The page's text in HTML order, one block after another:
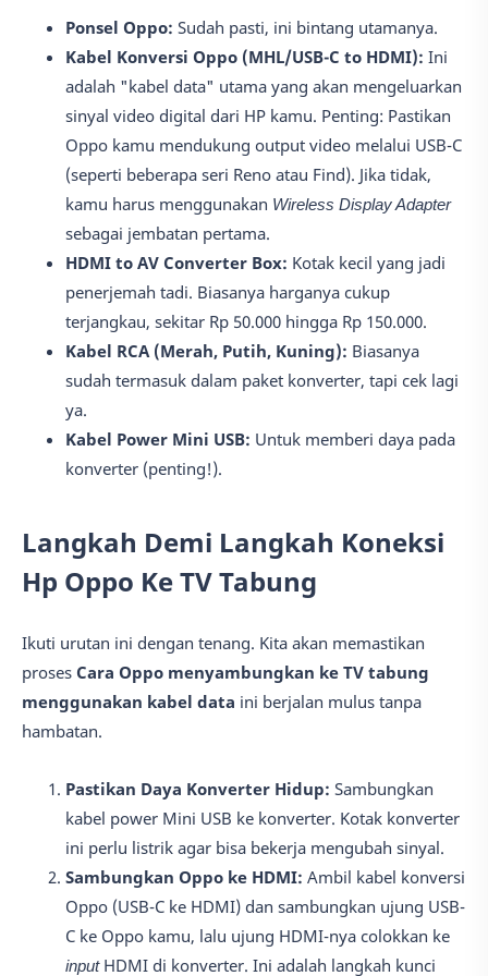
Ponsel Oppo: Sudah pasti, ini bintang utamanya.
Kabel Konversi Oppo (MHL/USB-C to HDMI): Ini
adalah "kabel data" utama yang akan mengeluarkan
sinyal video digital dari HP kamu. Penting: Pastikan
Oppo kamu mendukung output video melalui USB-C
(seperti beberapa seri Reno atau Find). Jika tidak,
kamu harus menggunakan Wireless Display Adapter
sebagai jembatan pertama.
HDMI to AV Converter Box: Kotak kecil yang jadi
penerjemah tadi. Biasanya harganya cukup
terjangkau, sekitar Rp 50.000 hingga Rp 150.000.
Kabel RCA (Merah, Putih, Kuning): Biasanya
sudah termasuk dalam paket konverter, tapi cek lagi
ya.
Kabel Power Mini USB: Untuk memberi daya pada
konverter (penting!).
Langkah Demi Langkah Koneksi
Hp Oppo Ke TV Tabung
Ikuti urutan ini dengan tenang. Kita akan memastikan
proses Cara Oppo menyambungkan ke TV tabung
menggunakan kabel data ini berjalan mulus tanpa
hambatan.
Pastikan Daya Konverter Hidup: Sambungkan
kabel power Mini USB ke konverter. Kotak konverter
ini perlu listrik agar bisa bekerja mengubah sinyal.
Sambungkan Oppo ke HDMI: Ambil kabel konversi
Oppo (USB-C ke HDMI) dan sambungkan ujung USB-
C ke Oppo kamu, lalu ujung HDMI-nya colokkan ke
inputHDMI di konverter. Ini adalah langkah kunci